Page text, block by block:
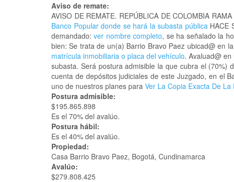
Aviso de remate:
AVISO DE REMATE. REPÚBLICA DE COLOMBIA
Banco Popular donde se hará la subasta públicaHACE
demandado:ver nombre completo, se ha señalado la
bien: Se trata de un(a) Barrio Bravo Paez ubicad@ en
matrícula inmobiliaria o placa del vehículo. Avaluad@
subasta. Será postura admisible la que cubra el (70%)
cuenta de depósitos judiciales de este Juzgado, en el
uno de nuestros planes para Ver La Copia Exacta De La
Postura admisible:
$195.865.898
Es el 70% del avalúo.
Postura hábil:
Es el 40% del avalúo.
Propiedad:
Casa Barrio Bravo Paez, Bogotá, Cundinamarca
Avalúo:
$279.808.425